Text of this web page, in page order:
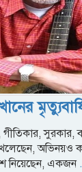
সুরকার,
খেলেছেন,
নিয়েছেন, একজন